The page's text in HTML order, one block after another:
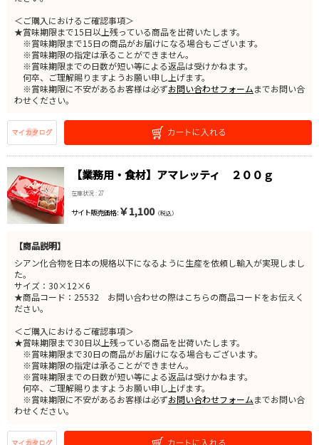
＜ご購入におけるご確認事項＞
★賞味期限まで15日以上残っている商品を出荷いたします。
※賞味期限まで15日の商品がお届けになる場合もございます。
※賞味期限の指定は承ることができません。
※賞味期限までの日数が短い等による返品は受けかねます。
何卒、ご理解賜りますようお願い申し上げます。
※賞味期限に不安があるお客様は必ずお問い合わせフォームまでお問い合
わせください。
【業務用・食材】アマレッティ ２００ｇ
在庫状況 : 27
サイト販売価格 : ￥1,100（税込）
【商品説明】
シアン化合物を日本の規格以下になるように生産を依頼し輸入が実現しまし
た。
サイズ：30×12×6
★商品コード：25532 お問い合わせの際はこちらの商品コードをお伝えく
ださい。
＜ご購入におけるご確認事項＞
★賞味期限まで30日以上残っている商品を出荷いたします。
※賞味期限まで30日の商品がお届けになる場合もございます。
※賞味期限の指定は承ることができません。
※賞味期限までの日数が短い等による返品は受けかねます。
何卒、ご理解賜りますようお願い申し上げます。
※賞味期限に不安があるお客様は必ずお問い合わせフォームまでお問い合
わせください。